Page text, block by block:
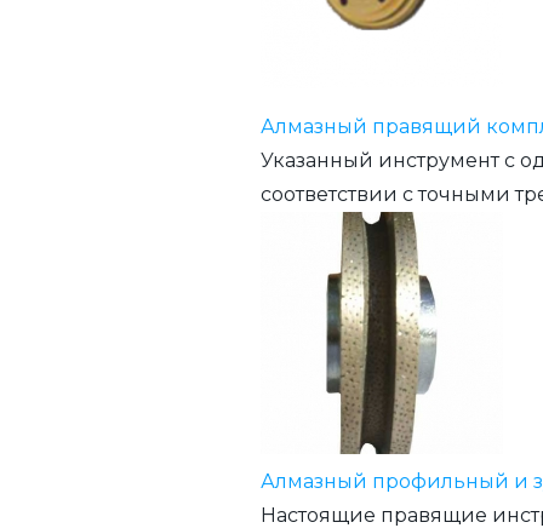
Алмазный правящий
Указанный инструмент с
соответствии с точными
Алмазный профильный и
Настоящие правящие